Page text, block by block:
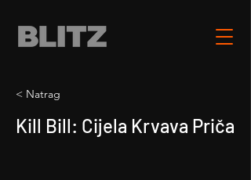
< Natrag
Kill Bill: Cijela Krvava Priča